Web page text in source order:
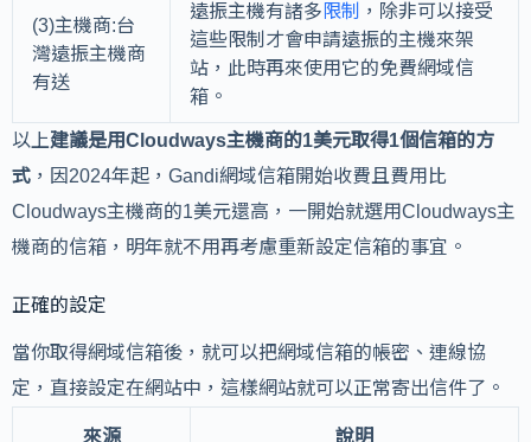
(3)主機商:台
灣遠振主機商
有送
遠振主機有諸多 限制 ，除非可以接受
這些限制才會申請遠振的主機來架
站，此時再來使用它的免費網域信
箱。
以上建議是用Cloudways主機商的1美元取得1個信箱的方
式 ，因2024年起，Gandi網域信箱開始收費且費用比
Cloudways主機商的1美元還高，一開始就選用Cloudways主
機商的信箱，明年就不用再考慮重新設定信箱的事宜。
正確的設定
當你取得網域信箱後，就可以把網域信箱的帳密、連線協
定，直接設定在網站中，這樣網站就可以正常寄出信件了。
來源 說明